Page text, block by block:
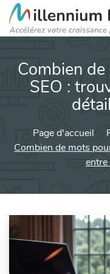
Combien
SEO :
Page d'accueil
Combien de mots